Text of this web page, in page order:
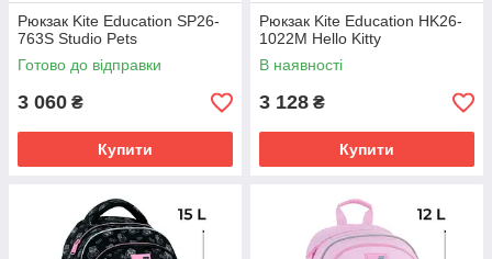
Рюкзак Kite Education SP26-
763S Studio Pets
Готово до відправки
3 060 ₴
Купити
Рюкзак Kite Education HK26-
1022M Hello Kitty
В наявності
3 128 ₴
Купити